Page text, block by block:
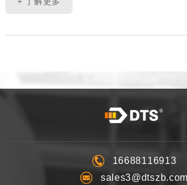
16688116913
sales3@dtszb.com